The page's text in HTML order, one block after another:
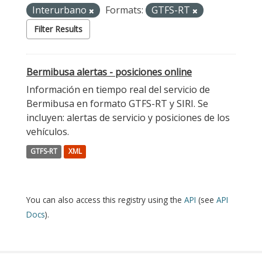
Interurbano
Formats: GTFS-RT
Filter Results
Bermibusa alertas - posiciones online
Información en tiempo real del servicio de
Bermibusa en formato GTFS-RT y SIRI. Se
incluyen: alertas de servicio y posiciones de los
vehículos.
GTFS-RT XML
You can also access this registry using the API (see API
Docs).